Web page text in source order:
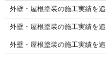
外壁・屋根塗装の施工実績を
外壁・屋根塗装の施工実績を
外壁・屋根塗装の施工実績を